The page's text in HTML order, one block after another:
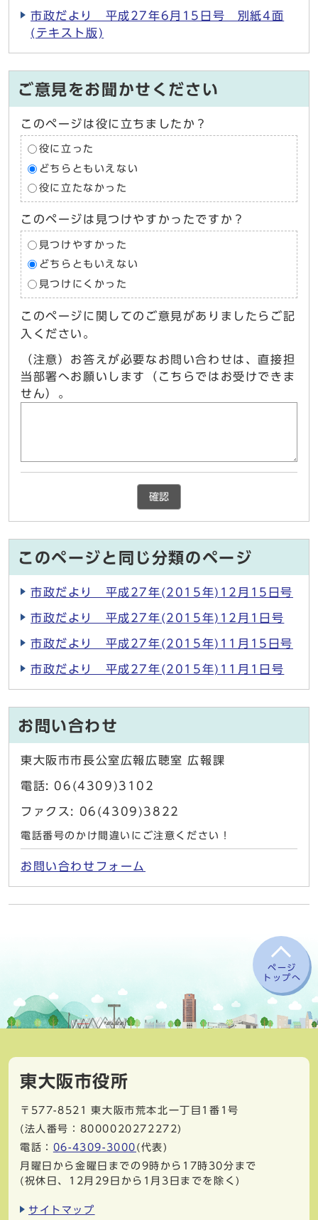
市政だより 平成27年6月15日号 別紙4面
(テキスト版)
ご意見をお聞かせください
このページは役に立ちましたか？
役に立った
どちらともいえない
役に立たなかった
このページは見つけやすかったですか？
見つけやすかった
どちらともいえない
見つけにくかった
このページに関してのご意見がありましたらご記
入ください。
（注意）お答えが必要なお問い合わせは、直接担
当部署へお願いします（こちらではお受けできま
せん）。
確認
このページと同じ分類のページ
市政だより 平成27年(2015年)12月15日号
市政だより 平成27年(2015年)12月1日号
市政だより 平成27年(2015年)11月15日号
市政だより 平成27年(2015年)11月1日号
お問い合わせ
東大阪市市長公室広報広聴室 広報課
電話: 06(4309)3102
ファクス: 06(4309)3822
電話番号のかけ間違いにご注意ください！
お問い合わせフォーム
ページ
トップへ
東大阪市役所
〒577-8521
東大阪市荒本北一丁目1番1号
(法人番号：8000020272272)
電話： 06-4309-3000 (代表)
月曜日から金曜日までの9時から17時30分まで
(祝休日、12月29日から1月3日までを除く)
サイトマップ